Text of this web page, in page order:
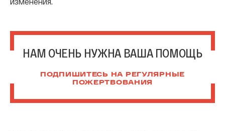
НАМ ОЧЕНЬ НУЖНА ВАША ПОМОЩЬ
ПОДПИШИТЕСЬ НА РЕГУЛЯРНЫЕ
ПОЖЕРТВОВАНИЯ